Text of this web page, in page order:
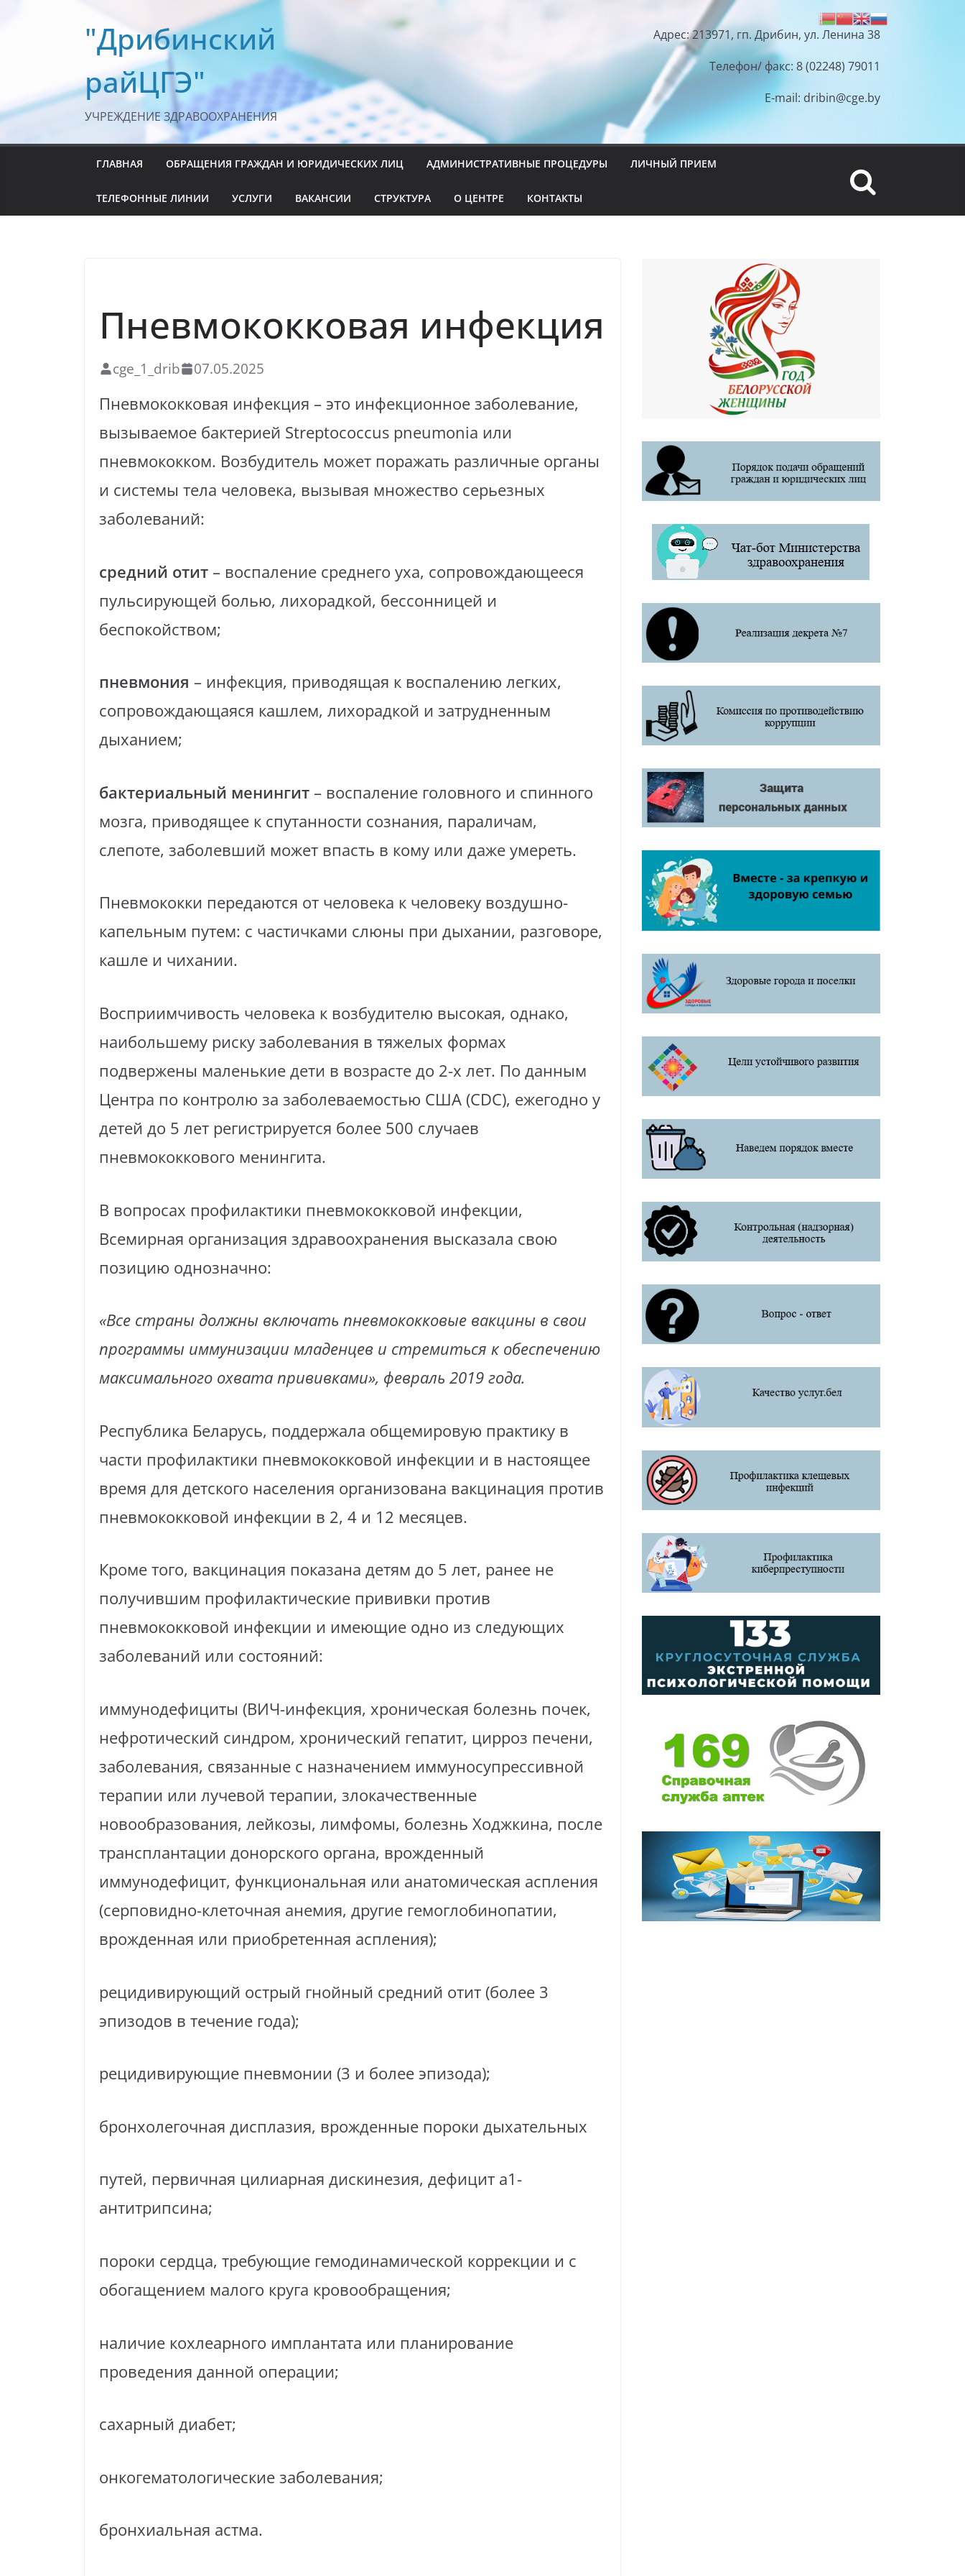
"Дрибинский
райЦГЭ"
УЧРЕЖДЕНИЕ ЗДРАВООХРАНЕНИЯ
Адрес: 213971, гп. Дрибин, ул. Ленина 38
Телефон/ факс: 8 (02248) 79011
E-mail: dribin@cge.by
ГЛАВНАЯ ОБРАЩЕНИЯ ГРАЖДАН И ЮРИДИЧЕСКИХ ЛИЦ АДМИНИСТРАТИВНЫЕ ПРОЦЕДУРЫ ЛИЧНЫЙ ПРИЕМ
ТЕЛЕФОННЫЕ ЛИНИИ УСЛУГИ ВАКАНСИИ СТРУКТУРА О ЦЕНТРЕ КОНТАКТЫ
Пневмококковая инфекция
cge_1_drib 07.05.2025
Пневмококковая инфекция – это инфекционное заболевание,
вызываемое бактерией Streptococcus pneumonia или
пневмококком. Возбудитель может поражать различные органы
и системы тела человека, вызывая множество серьезных
заболеваний:
средний отит– воспаление среднего уха, сопровождающееся
пульсирующей болью, лихорадкой, бессонницей и
беспокойством;
пневмония – инфекция, приводящая к воспалению легких,
сопровождающаяся кашлем, лихорадкой и затрудненным
дыханием;
бактериальный менингит– воспаление головного и спинного
мозга, приводящее к спутанности сознания, параличам,
слепоте, заболевший может впасть в кому или даже умереть.
Пневмококки передаются от человека к человеку воздушно-
капельным путем: с частичками слюны при дыхании, разговоре,
кашле и чихании.
Восприимчивость человека к возбудителю высокая, однако,
наибольшему риску заболевания в тяжелых формах
подвержены маленькие дети в возрасте до 2-х лет. По данным
Центра по контролю за заболеваемостью США (CDC), ежегодно у
детей до 5 лет регистрируется более 500 случаев
пневмококкового менингита.
В вопросах профилактики пневмококковой инфекции,
Всемирная организация здравоохранения высказала свою
позицию однозначно:
«Все страны должны включать пневмококковые вакцины в свои
программы иммунизации младенцев и стремиться к обеспечению
максимального охвата прививками», февраль 2019 года.
Республика Беларусь, поддержала общемировую практику в
части профилактики пневмококковой инфекции и в настоящее
время для детского населения организована вакцинация против
пневмококковой инфекции в 2, 4 и 12 месяцев.
Кроме того, вакцинация показана детям до 5 лет, ранее не
получившим профилактические прививки против
пневмококковой инфекции и имеющие одно из следующих
заболеваний или состояний:
иммунодефициты (ВИЧ-инфекция, хроническая болезнь почек,
нефротический синдром, хронический гепатит, цирроз печени,
заболевания, связанные с назначением иммуносупрессивной
терапии или лучевой терапии, злокачественные
новообразования, лейкозы, лимфомы, болезнь Ходжкина, после
трансплантации донорского органа, врожденный
иммунодефицит, функциональная или анатомическая аспления
(серповидно-клеточная анемия, другие гемоглобинопатии,
врожденная или приобретенная аспления);
рецидивирующий острый гнойный средний отит (более 3
эпизодов в течение года);
рецидивирующие пневмонии (3 и более эпизода);
бронхолегочная дисплазия, врожденные пороки дыхательных
путей, первичная цилиарная дискинезия, дефицит а1-
антитрипсина;
пороки сердца, требующие гемодинамической коррекции и с
обогащением малого круга кровообращения;
наличие кохлеарного имплантата или планирование
проведения данной операции;
сахарный диабет;
онкогематологические заболевания;
бронхиальная астма.